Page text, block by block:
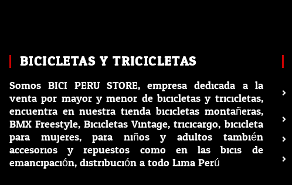
BICICLETAS Y TRICICLETAS
Somos BICI PERU STORE, empresa dedicada a la
venta por mayor y menor de bicicletas y tricicletas,
encuentra en nuestra tienda bicicletas montañeras,
BMX Freestyle, Bicicletas Vintage, tricicargo, bicicleta
para mujeres, para niños y adultos también
accesorios y repuestos como en las bicis de
emancipación, distribución a todo Lima Perú.